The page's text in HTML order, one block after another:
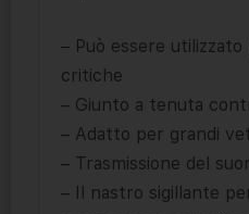
– Può essere utilizzato
critiche
– Giunto a tenuta
– Adatto per grandi
– Trasmissione del
– Il nastro sigillante